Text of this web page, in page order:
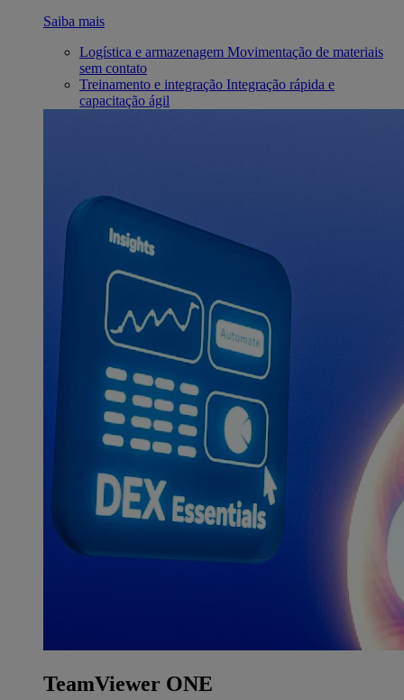
Saiba mais
Logística e armazenagem Movimentação de materiais
sem contato
Treinamento e integração Integração rápida e
capacitação ágil
TeamViewer ONE